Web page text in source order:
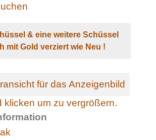
& eine weitere Schüssel
mit Gold verziert wie Neu !
klicken um zu vergrößern.